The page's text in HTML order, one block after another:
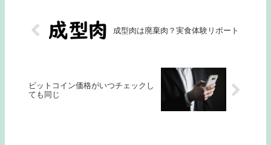
成型肉は廃棄肉？実食体験リポート
ビットコイン価格がいつチェックし
ても同じ